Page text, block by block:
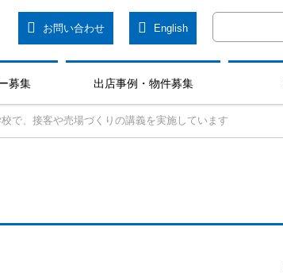
お問い合わせ English
募集 出店事例・物件募集
で、接客や売場づくりの講義を実施しています